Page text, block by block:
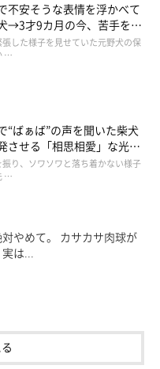
向き合う飼い主
不安そうな表情を浮かべて
→3才9カ月の今、苦手を克
コに成長！
した様子を見せていた元野犬の保
…
“ばぁば”の声を聞いた柴犬
させる「相思相愛」な光景
り、ソワソワと落ち着かない様子
…
対やめて。 カサカサ肉球が
は...